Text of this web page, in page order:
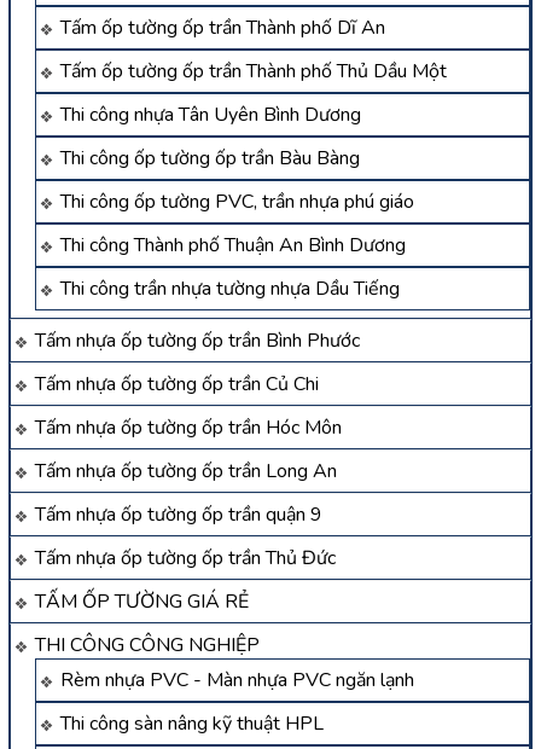
Tấm ốp tường ốp trần Thành phố Dĩ An
Tấm ốp tường ốp trần Thành phố Thủ Dầu Một
Thi công nhựa Tân Uyên Bình Dương
Thi công ốp tường ốp trần Bàu Bàng
Thi công ốp tường PVC, trần nhựa phú giáo
Thi công Thành phố Thuận An Bình Dương
Thi công trần nhựa tường nhựa Dầu Tiếng
Tấm nhựa ốp tường ốp trần Bình Phước
Tấm nhựa ốp tường ốp trần Củ Chi
Tấm nhựa ốp tường ốp trần Hóc Môn
Tấm nhựa ốp tường ốp trần Long An
Tấm nhựa ốp tường ốp trần quận 9
Tấm nhựa ốp tường ốp trần Thủ Đức
TẤM ỐP TƯỜNG GIÁ RẺ
THI CÔNG CÔNG NGHIỆP
Rèm nhựa PVC - Màn nhựa PVC ngăn lạnh
Thi công sàn nâng kỹ thuật HPL